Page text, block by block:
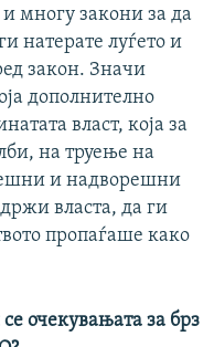
многу закони за да
натерате луѓето и
закон. Значи
дополнително
власт, која за
на труење на
и надворешни
власта, да ги
пропаѓаше како
очекувањата за брз